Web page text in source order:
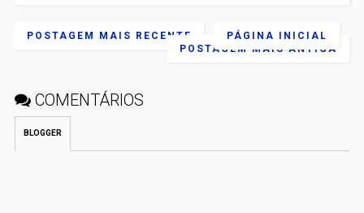
POSTAGEM MAIS RECENTE
POSTAGEM MAIS ANTIGA
PÁGINA INICIAL
COMENTÁRIOS
BLOGGER